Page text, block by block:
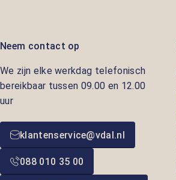
Neem contact op
We zijn elke werkdag telefonisch
bereikbaar tussen 09.00 en 12.00
uur
klantenservice@vdal.nl
088 010 35 00